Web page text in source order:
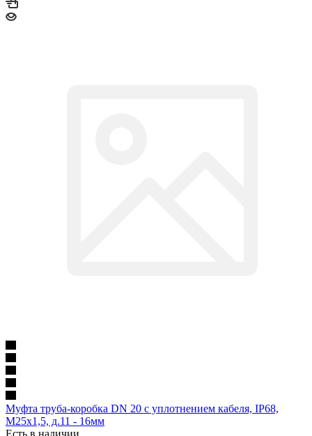
Муфта труба-коробка DN 20 с уплотнением кабеля, IP68,
М25х1,5, д.11 - 16мм